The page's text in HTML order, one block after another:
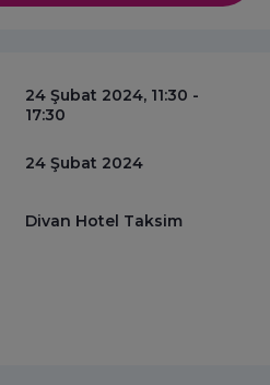
24 Şubat 2024, 11:30 -
17:30
24 Şubat 2024
Divan Hotel Taksim